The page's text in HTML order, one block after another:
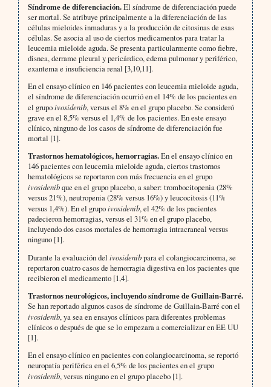
Síndrome de diferenciación.El síndrome de diferenciación puede
ser mortal. Se atribuye principalmente a la diferenciación de las
células mieloides inmaduras y a la producción de citosinas de esas
células. Se asocia al uso de ciertos medicamentos para tratar la
leucemia mieloide aguda. Se presenta particularmente como fiebre,
disnea, derrame pleural y pericárdico, edema pulmonar y periférico,
exantema e insuficiencia renal [3,10,11].
En el ensayo clínico en 146 pacientes con leucemia mieloide aguda,
el síndrome de diferenciación ocurrió en el 14% de los pacientes en
el grupoivosidenib, versus el 8% en el grupo placebo. Se consideró
grave en el 8,5% versus el 1,4% de los pacientes. En este ensayo
clínico, ninguno de los casos de síndrome de diferenciación fue
mortal [1].
Trastornos hematológicos, hemorragias.En el ensayo clínico en
146 pacientes con leucemia mieloide aguda, ciertos trastornos
hematológicos se reportaron con más frecuencia en el grupo
ivosidenibque en el grupo placebo, a saber: trombocitopenia (28%
versus 21%), neutropenia (28% versus 16%) y leucocitosis (11%
versus 1,4%). En el grupoivosidenib, el 42% de los pacientes
padecieron hemorragias, versus el 31% en el grupo placebo,
incluyendo dos casos mortales de hemorragia intracraneal versus
ninguno [1].
Durante la evaluación del ivosidenibpara el colangiocarcinoma, se
reportaron cuatro casos de hemorragia digestiva en los pacientes que
recibieron el medicamento [1,4].
Trastornos neurológicos, incluyendo síndrome de Guillain-Barré.
Se han reportado algunos casos de síndrome de Guillain-Barré con el
ivosidenib, ya sea en ensayos clínicos para diferentes problemas
clínicos o después de que se lo empezara a comercializar en EE UU
[1].
En el ensayo clínico en pacientes con colangiocarcinoma, se reportó
neuropatía periférica en el 6,5% de los pacientes en el grupo
ivosidenib, versus ninguno en el grupo placebo [1].